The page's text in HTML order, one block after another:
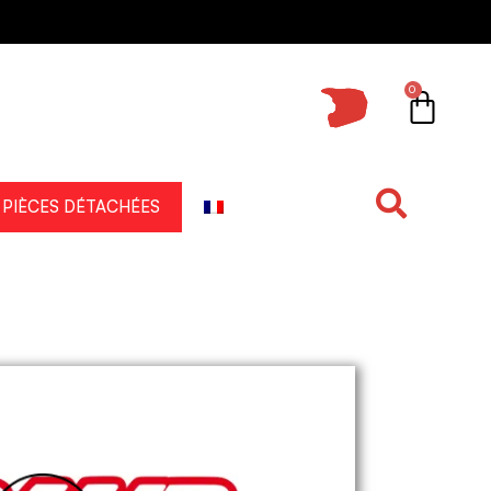
0
PIÈCES DÉTACHÉES